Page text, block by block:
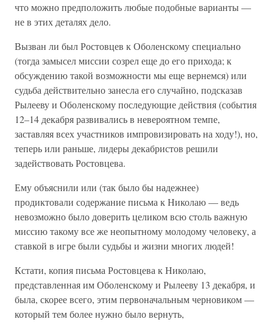
что можно предположить любые подобные варианты —
не в этих деталях дело.
Вызван ли был Ростовцев к Оболенскому специально
(тогда замысел миссии созрел еще до его прихода; к
обсуждению такой возможности мы еще вернемся) или
судьба действительно занесла его случайно, подсказав
Рылееву и Оболенскому последующие действия (события
12–14 декабря развивались в невероятном темпе,
заставляя всех участников импровизировать на ходу!), но,
теперь или раньше, лидеры декабристов решили
задействовать Ростовцева.
Ему объяснили или (так было бы надежнее)
продиктовали содержание письма к Николаю — ведь
невозможно было доверить целиком всю столь важную
миссию такому все же неопытному молодому человеку, а
ставкой в игре были судьбы и жизни многих людей!
Кстати, копия письма Ростовцева к Николаю,
представленная им Оболенскому и Рылееву 13 декабря, и
была, скорее всего, этим первоначальным черновиком —
который тем более нужно было вернуть,